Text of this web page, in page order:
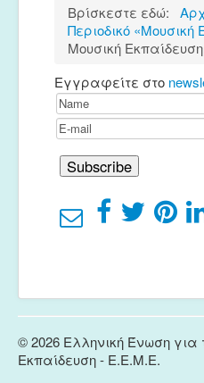
Βρίσκεστε εδώ:
Περιοδικό «Μουσική
Μουσική
Εγγραφείτε στο
© 2026 Ελληνική Ένωση για
Εκπαίδευση - E.E.M.E.